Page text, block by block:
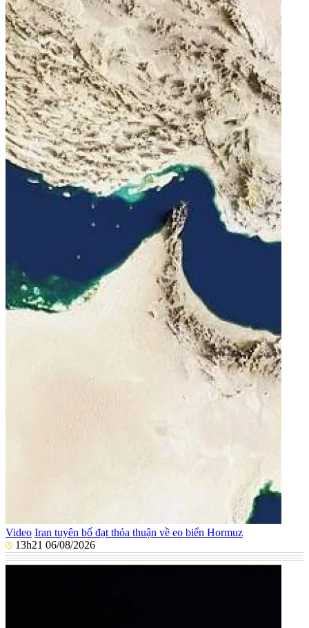
Video Iran tuyên bố đạt thỏa thuận về eo biển Hormuz
13h21 06/08/2026